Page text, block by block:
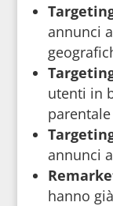
annunci
utenti in
annunci
hanno